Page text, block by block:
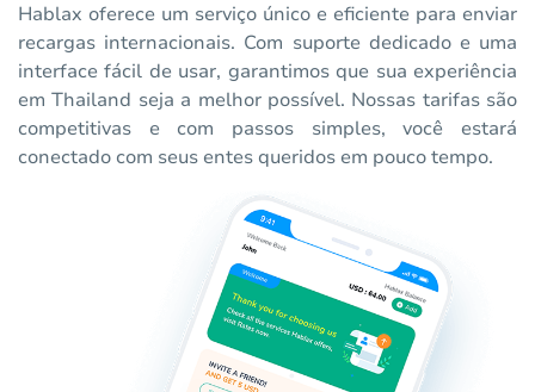
Hablax oferece um serviço único e eficiente para enviar
recargas internacionais. Com suporte dedicado e uma
interface fácil de usar, garantimos que sua experiência
em Thailand seja a melhor possível. Nossas tarifas são
competitivas e com passos simples, você estará
conectado com seus entes queridos em pouco tempo.